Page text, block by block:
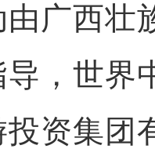
西壮
，世界
资集团